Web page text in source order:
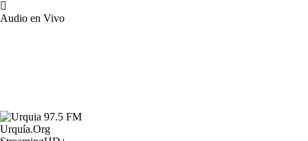
Audio en Vivo
Urquía.Org